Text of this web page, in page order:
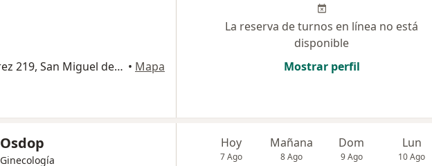
Crisóstomo Álvarez 219, San Miguel de Tucumán • Mapa
La reserva de turnos en línea no está
disponible
Mostrar perfil
Osdop
Ginecología
Hoy
7 Ago
Mañana
8 Ago
Dom
9 Ago
Lun
10 Ago